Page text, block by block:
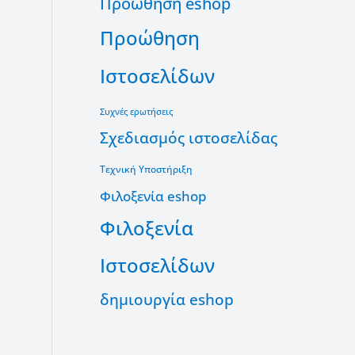
Προώθηση
Ιστοσελίδων
Συχνές ερωτήσεις
Σχεδιασμός ιστοσελίδας
Τεχνική Υποστήριξη
Φιλοξενία eshop
Φιλοξενία
Ιστοσελίδων
δημιουργία eshop